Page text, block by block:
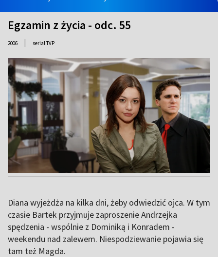
Egzamin z życia - odc. 55
2006 | serial TVP
Diana wyjeżdża na kilka dni, żeby odwiedzić ojca. W tym
czasie Bartek przyjmuje zaproszenie Andrzejka
spędzenia - wspólnie z Dominiką i Konradem -
weekendu nad zalewem. Niespodziewanie pojawia się
tam też Magda.